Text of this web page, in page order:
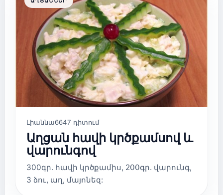
Լիաննա6647 դիտում
Աղցան հավի կրծքամսով և
վարունգով
300գր. հավի կրծքամիս, 200գր. վարունգ,
3 ձու, աղ, մայոնեզ: